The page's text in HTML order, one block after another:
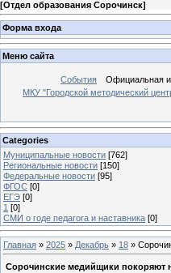
[Отдел образования Сорочинск]
Форма входа
Меню сайта
События Официальная
МКУ "Городской методический
Categories
Муниципальные новости [762]
Региональные новости [150]
Федеральные новости [95]
ФГОС [0]
ЕГЭ [0]
1 [0]
СМИ о годе педагога и наставника [0]
Главная » 2025 » Декабрь » 18 »
Сорочинские медийщики покоряют